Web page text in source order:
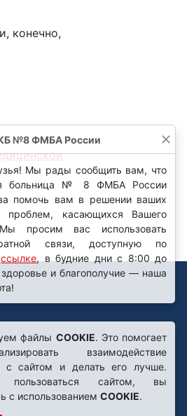
конечно,
№8 ФМБА России
Мы рады сообщить вам, что
больница № 8 ФМБА России
помочь вам в решении ваших
проблем, касающихся Вашего
просим вас использовать
связи, доступную по
ссылке, в будние дни с 8:00 до
и благополучие — наша
файлы COOKIE. Это помогает
взаимодействие
с сайтом и делать его лучше.
пользоваться сайтом, вы
с использованием COOKIE.